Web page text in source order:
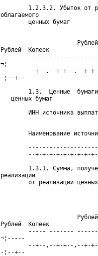
1.2.3.2. Убыток от
облагаемого
ценных бумаг
Рублей  Копеек
Рублей  Копеек
----- ------- -------
¬¦-----
--+--,--+-+--,--+-+--¦--
-¦--+--
1.3.  Ценные  бумаги,
ценных бумаг
ИНН источника
Наименование
--+-+-+-+-+-+-+-+-+-+-+-
1.3.1. Сумма, полученная
реализации
от реализации ценных
Рублей  Копеек
Рублей  Копеек
----- ------- -------
¬¦-----
--+--,--+-+--,--+-+--¦--
-¦--+--